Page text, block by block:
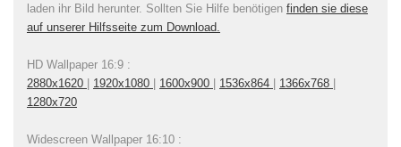
laden ihr Bild herunter. Sollten Sie Hilfe benötigen finden sie diese
auf unserer Hilfsseite zum Download.
HD Wallpaper 16:9 :
2880x1620 | 1920x1080 | 1600x900 | 1536x864 | 1366x768 |
1280x720
Widescreen Wallpaper 16:10 :